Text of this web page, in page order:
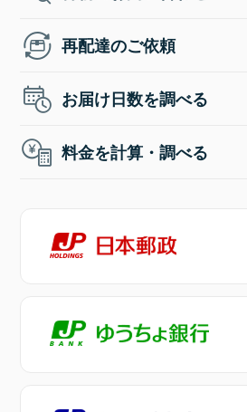
再配達のご依頼
お届け日数を調べる
料金を計算・調べる